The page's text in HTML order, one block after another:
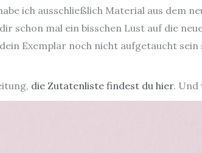
ich ausschließlich Material aus dem
schon mal ein bisschen Lust auf die
Exemplar noch nicht aufgetaucht
die Zutatenliste findest du hier. Und